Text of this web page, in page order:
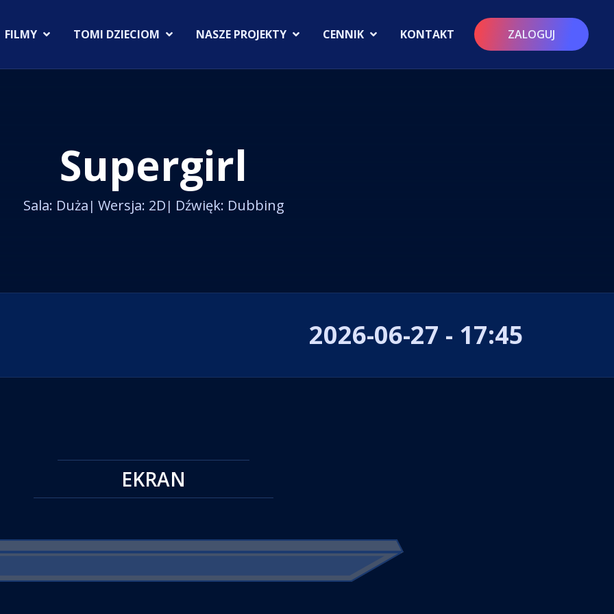
FILMY TOMI DZIECIOM NASZE PROJEKTY CENNIK KONTAKT ZALOGUJ
Supergirl
Sala: Duża Wersja: 2D Dźwięk: Dubbing
2026-06-27 - 17:45
EKRAN